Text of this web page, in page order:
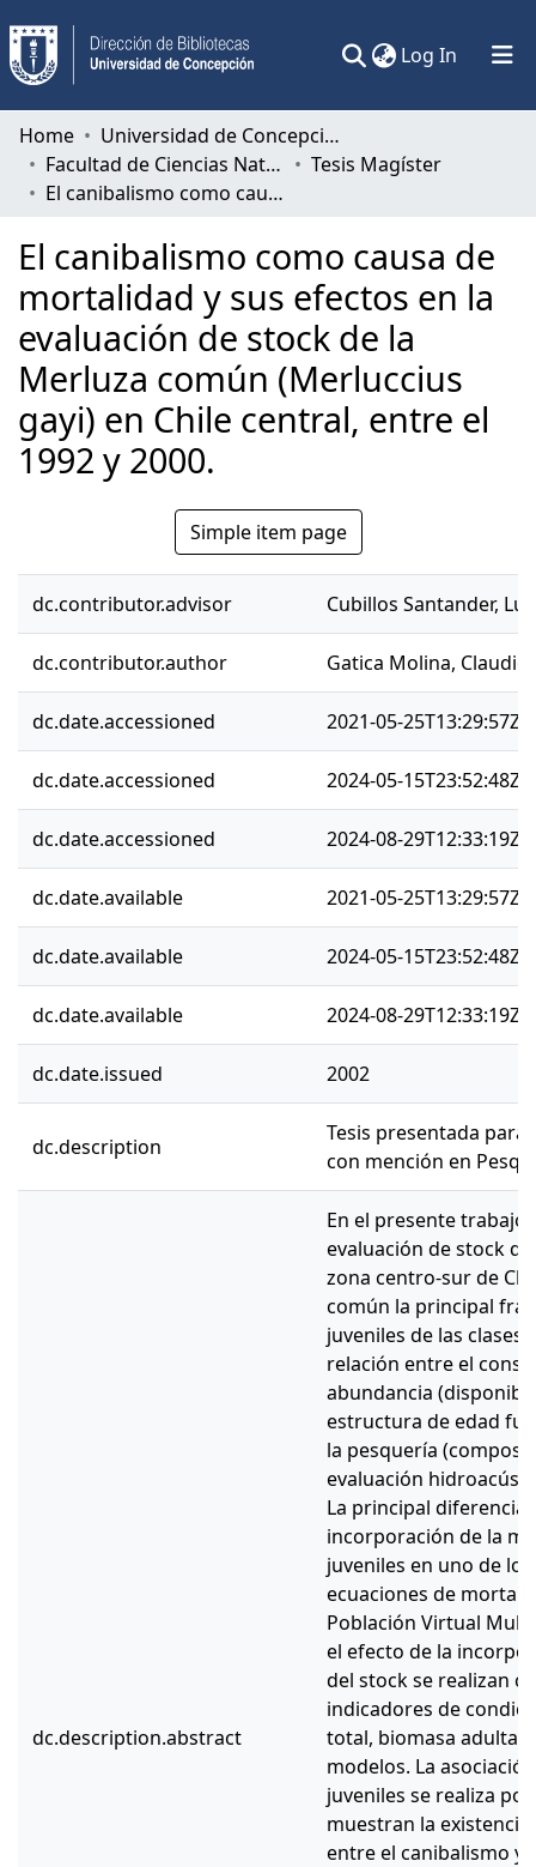
Log In (current)
Communities & Collections
All of DSpace
Home
Universidad de Concepción
Facultad de Ciencias Naturales y Oceanográficas
Tesis Magíster
El canibalismo como causa de mortalidad y sus efectos en la evaluación de stock de la Merluza común (Merluccius gayi) en Chile central, entre el 1992 y 2000.
El canibalismo como causa de
mortalidad y sus efectos en la
evaluación de stock de la
Merluza común (Merluccius
gayi) en Chile central, entre el
1992 y 2000.
Simple item page
dc.contributor.advisor Cubillos Santander,
dc.contributor.author Gatica Molina, Claudio
dc.date.accessioned 2021-05-25T13:29:57Z
dc.date.accessioned 2024-05-15T23:52:48Z
dc.date.accessioned 2024-08-29T12:33:19Z
dc.date.available 2021-05-25T13:29:57Z
dc.date.available 2024-05-15T23:52:48Z
dc.date.available 2024-08-29T12:33:19Z
dc.date.issued 2002
dc.description
Tesis presentada
con mención en
dc.description.abstract
En el presente trabajo
evaluación de stock
zona centro-sur de
común la principal
juveniles de las clases
relación entre el
abundancia
estructura de edad
la pesquería
evaluación
La principal
incorporación de la
juveniles en uno de
ecuaciones de
Población Virtual
el efecto de la
del stock se realizan
indicadores de
total, biomasa adulta
modelos. La
juveniles se realiza
muestran la
entre el canibalismo y